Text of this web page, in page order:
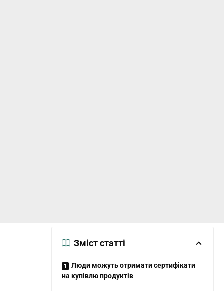
Зміст статті
Люди можуть отримати сертифікати
на купівлю продуктів